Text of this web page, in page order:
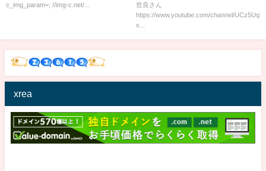
c_img_param=; //img-c.net/...
い世良さん】
世良さん
https://www.youtube.com/channel/
x...
xrea